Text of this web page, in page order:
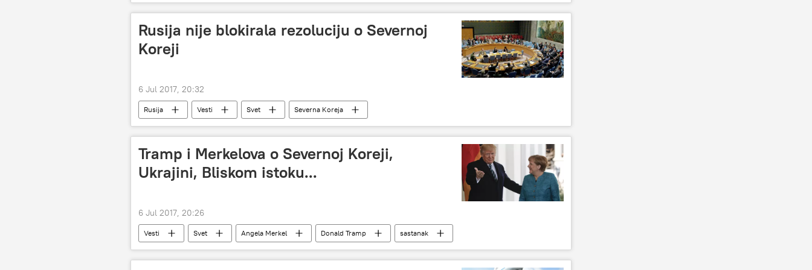
Rusija nije blokirala rezoluciju o Severnoj
Koreji
6 Jul 2017, 20:32
Rusija Vesti Svet Severna Koreja
Tramp i Merkelova o Severnoj Koreji,
Ukrajini, Bliskom istoku...
6 Jul 2017, 20:26
Vesti Svet Angela Merkel Donald Tramp sastanak